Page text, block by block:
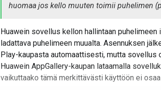
huomaa jos kello muuten toimii puhelimen
Huawein sovellus kellon hallintaan
ladattava puhelimeen muualta. Asennuksen
Play-kaupasta automaattisesti, mutta
Huawein AppGallery-kaupan lataamalla
vaikuttaako tämä merkittävästi käyttöön ei